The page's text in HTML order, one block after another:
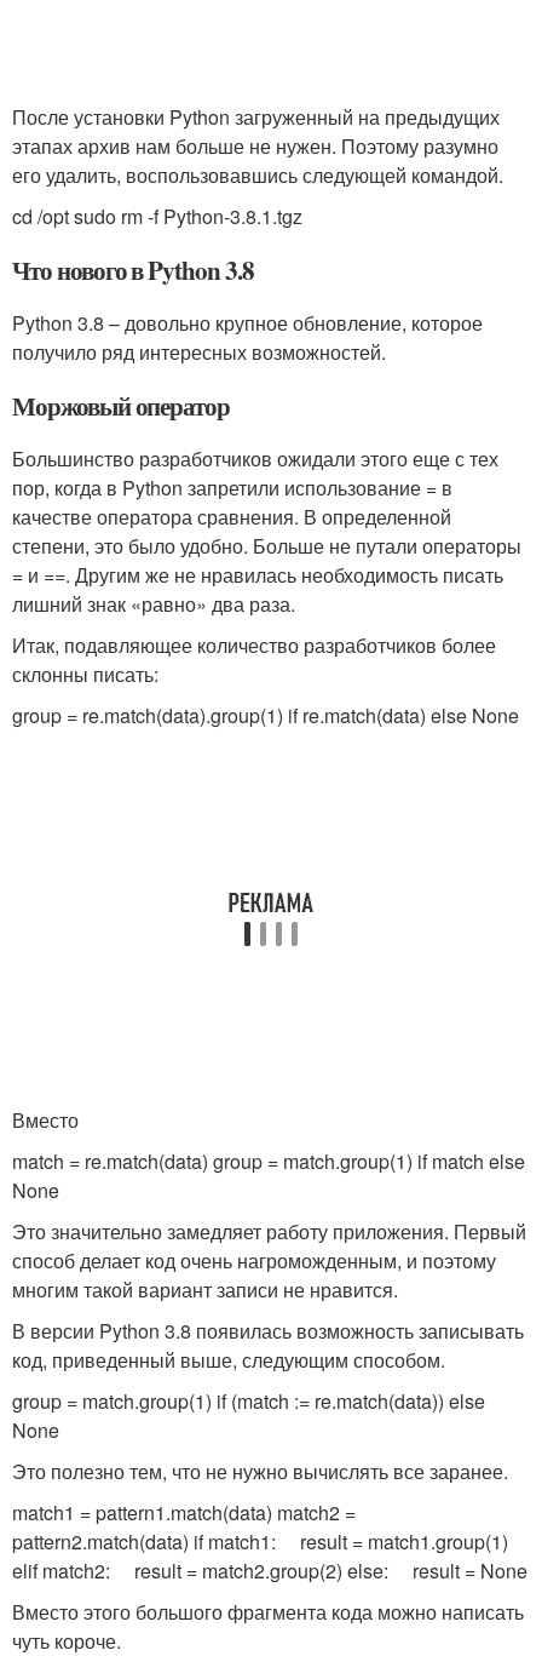
После установки Python загруженный на предыдущих
этапах архив нам больше не нужен. Поэтому разумно
его удалить, воспользовавшись следующей командой.
cd /opt sudo rm -f Python-3.8.1.tgz
Что нового в Python 3.8
Python 3.8 – довольно крупное обновление, которое
получило ряд интересных возможностей.
Моржовый оператор
Большинство разработчиков ожидали этого еще с тех
пор, когда в Python запретили использование = в
качестве оператора сравнения. В определенной
степени, это было удобно. Больше не путали операторы
= и ==. Другим же не нравилась необходимость писать
лишний знак «равно» два раза.
Итак, подавляющее количество разработчиков более
склонны писать:
group = re.match(data).group(1) if re.match(data) else None
Вместо
match = re.match(data) group = match.group(1) if match else
None
Это значительно замедляет работу приложения. Первый
способ делает код очень нагроможденным, и поэтому
многим такой вариант записи не нравится.
В версии Python 3.8 появилась возможность записывать
код, приведенный выше, следующим способом.
group = match.group(1) if (match := re.match(data)) else
None
Это полезно тем, что не нужно вычислять все заранее.
match1 = pattern1.match(data) match2 =
pattern2.match(data) if match1: result = match1.group(1)
elif match2: result = match2.group(2) else: result = None
Вместо этого большого фрагмента кода можно написать
чуть короче.